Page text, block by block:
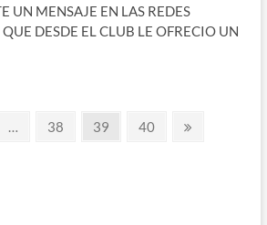
UN MENSAJE EN LAS REDES
DESDE EL CLUB LE OFRECIO UN
… Página
38 Página
39 Página
40
Página